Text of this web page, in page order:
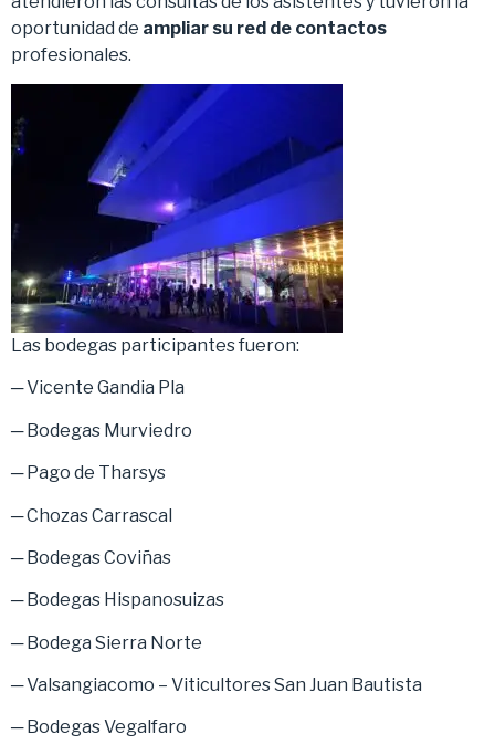
oportunidad de ampliar su red de contactos
profesionales.
Las bodegas participantes fueron:
─ Vicente Gandia Pla
─ Bodegas Murviedro
─ Pago de Tharsys
─ Chozas Carrascal
─ Bodegas Coviñas
─ Bodegas Hispanosuizas
─ Bodega Sierra Norte
─ Valsangiacomo – Viticultores San Juan Bautista
─ Bodegas Vegalfaro